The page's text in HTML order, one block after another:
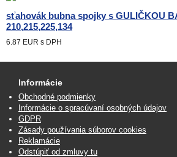
sťahovák bubna spojky s GULIČKOU
210,215,225,134
6.87 EUR s DPH
Informácie
Obchodné podmienky
Informácie o spracúvaní osobných údajov
GDPR
Zásady používania súborov cookies
Reklamácie
Odstúpiť od zmluvy tu